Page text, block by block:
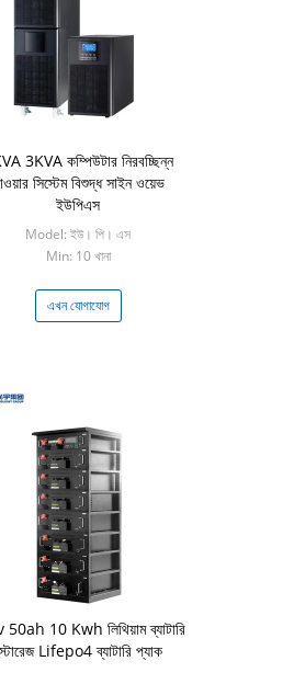
3KVA কম্পিউটার নিরবচ্ছিন্ন
সিস্টেম বিশুদ্ধ সাইন ওয়েভ
ইউপিএস
Model: ইউ। পি। এস
Min: 10 খানা
এখন যোগাযোগ
10 Kwh লিথিয়াম ব্যাটারি
Lifepo4 ব্যাটারি প্যাক